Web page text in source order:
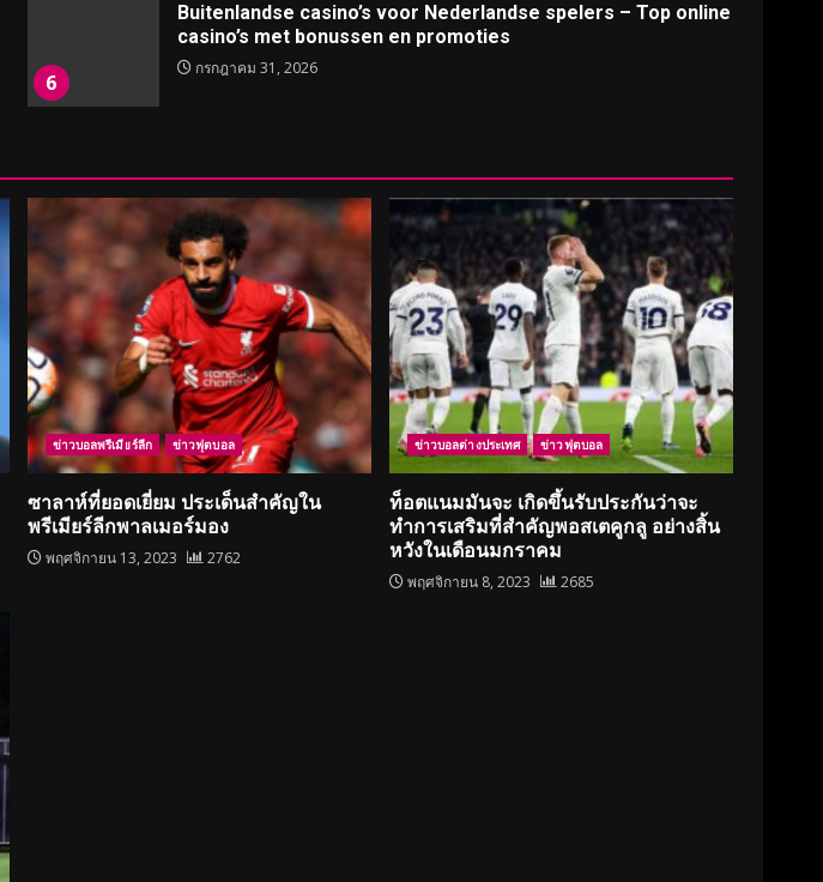
6
Buitenlandse casino’s voor Nederlandse spelers – Top online
casino’s met bonussen en promoties
กรกฎาคม 31, 2026
ข่าวบอลพรีเมียร์ลีก ข่าวฟุตบอล
ซาลาห์ที่ยอดเยี่ยม ประเด็นสำคัญใน
พรีเมียร์ลีกพาลเมอร์มอง
พฤศจิกายน 13, 2023 2762
ข่าวบอลต่างประเทศ ข่าวฟุตบอล
ท็อตแนมมันจะ เกิดขึ้นรับประกันว่าจะ
ทำการเสริมที่สำคัญพอสเตคูกลู อย่างสิ้น
หวังในเดือนมกราคม
พฤศจิกายน 8, 2023 2685